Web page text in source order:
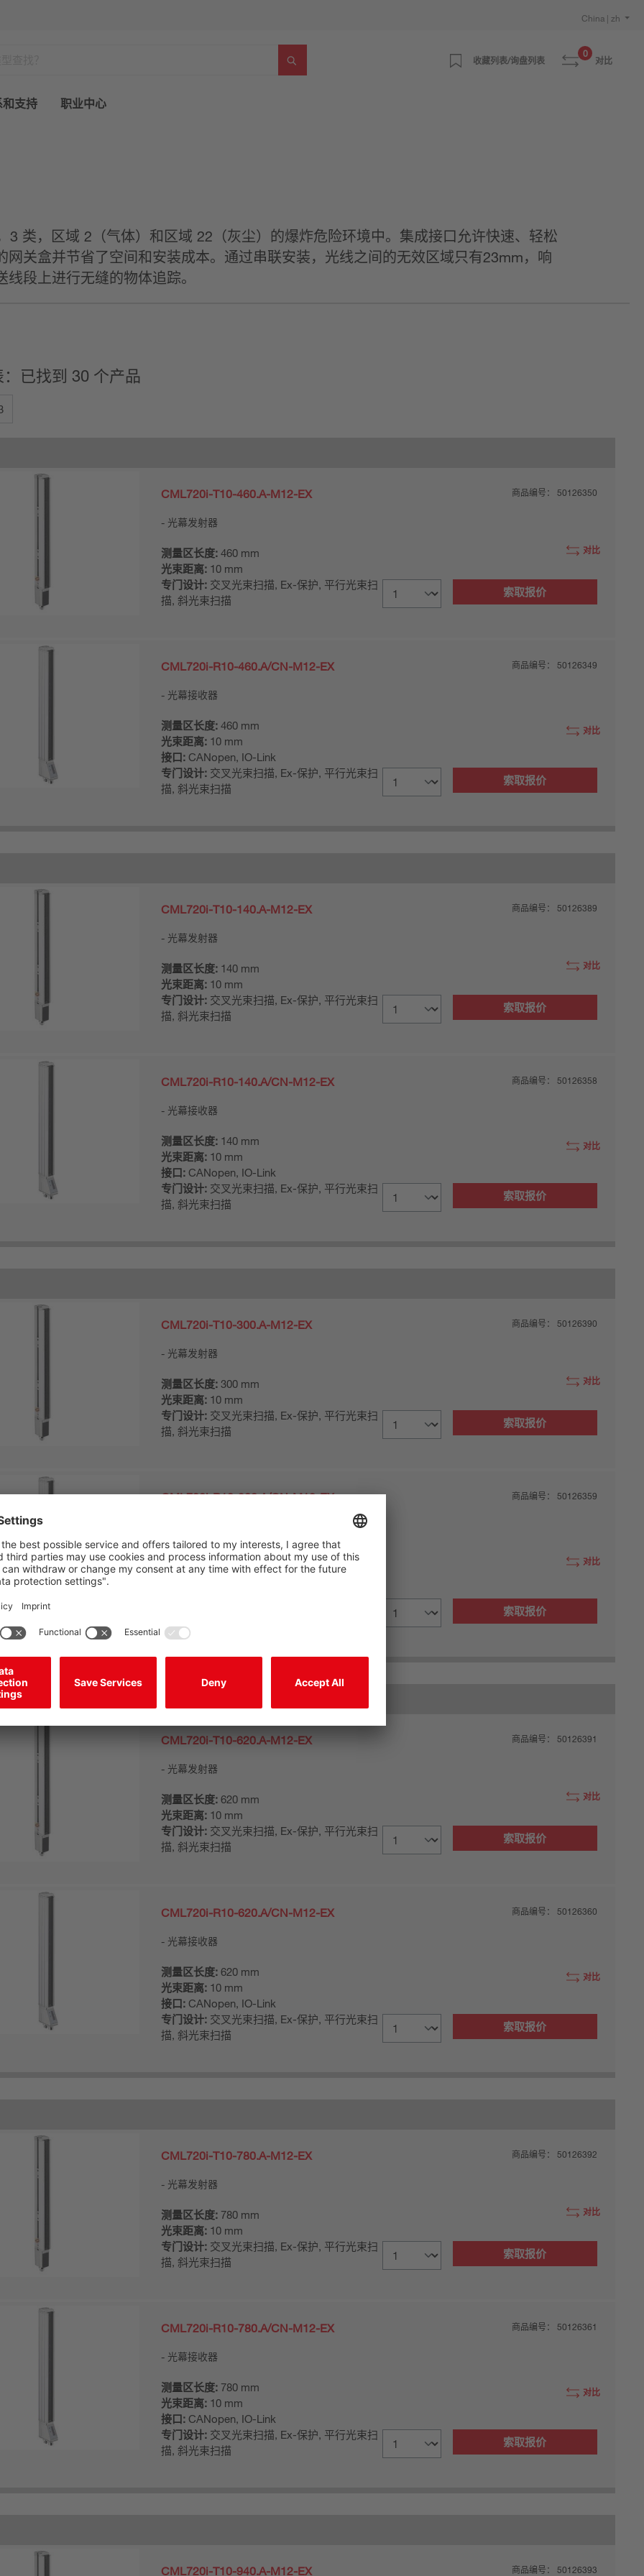
China | zh
收藏列表/询盘列表
0
对比
和支持 职业中心
3 类，区域 2（气体）和区域 22（灰尘）的爆炸危险环境中。集成接口允许快速、轻松
关盒并节省了空间和安装成本。通过串联安装，光线之间的无效区域只有23mm，响
段上进行无缝的物体追踪。
已找到 30 个产品
CML720i-T10-460.A-M12-EX
光幕发射器
测量区长度: 460 mm
光束距离: 10 mm
专门设计: 交叉光束扫描, Ex-保护, 平行光束扫
描, 斜光束扫描
商品编号： 50126350
对比
索取报价
CML720i-R10-460.A/CN-M12-EX
光幕接收器
测量区长度: 460 mm
光束距离: 10 mm
接口: CANopen, IO-Link
专门设计: 交叉光束扫描, Ex-保护, 平行光束扫
描, 斜光束扫描
商品编号： 50126349
对比
索取报价
CML720i-T10-140.A-M12-EX
光幕发射器
测量区长度: 140 mm
光束距离: 10 mm
专门设计: 交叉光束扫描, Ex-保护, 平行光束扫
描, 斜光束扫描
商品编号： 50126389
对比
索取报价
CML720i-R10-140.A/CN-M12-EX
光幕接收器
测量区长度: 140 mm
光束距离: 10 mm
接口: CANopen, IO-Link
专门设计: 交叉光束扫描, Ex-保护, 平行光束扫
描, 斜光束扫描
商品编号： 50126358
对比
索取报价
CML720i-T10-300.A-M12-EX
光幕发射器
测量区长度: 300 mm
光束距离: 10 mm
专门设计: 交叉光束扫描, Ex-保护, 平行光束扫
描, 斜光束扫描
商品编号： 50126390
对比
索取报价
CML720i-R10-300.A/CN-M12-EX
测量区长度:300 mm
光束距离: 10 mm
商品编号： 50126359
对比
索取报价
CML720i-T10-620.A-M12-EX
光幕发射器
测量区长度: 620 mm
光束距离: 10 mm
专门设计: 交叉光束扫描, Ex-保护, 平行光束扫
描, 斜光束扫描
商品编号： 50126391
对比
索取报价
CML720i-R10-620.A/CN-M12-EX
光幕接收器
测量区长度: 620 mm
光束距离: 10 mm
接口: CANopen, IO-Link
专门设计: 交叉光束扫描, Ex-保护, 平行光束扫
描, 斜光束扫描
商品编号： 50126360
对比
索取报价
CML720i-T10-780.A-M12-EX
光幕发射器
测量区长度: 780 mm
光束距离: 10 mm
专门设计: 交叉光束扫描, Ex-保护, 平行光束扫
描, 斜光束扫描
商品编号： 50126392
对比
索取报价
CML720i-R10-780.A/CN-M12-EX
光幕接收器
测量区长度: 780 mm
光束距离: 10 mm
接口: CANopen, IO-Link
专门设计: 交叉光束扫描, Ex-保护, 平行光束扫
描, 斜光束扫描
商品编号： 50126361
对比
索取报价
CML720i-T10-940.A-M12-EX 商品编号： 50126393